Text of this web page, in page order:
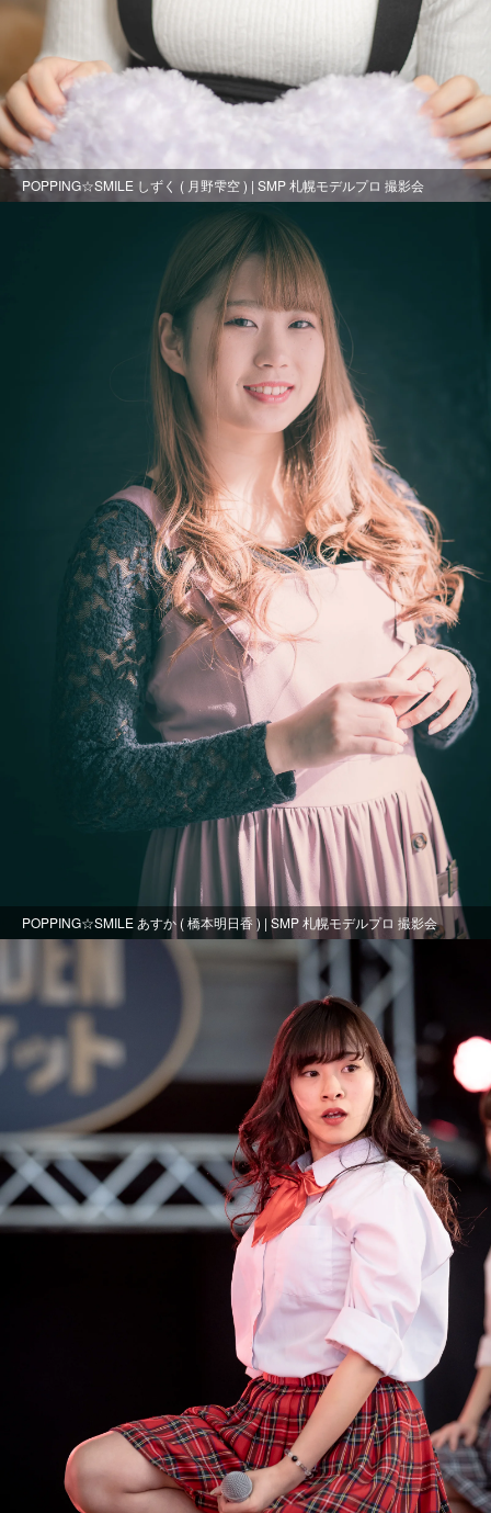
POPPING☆SMILE しずく ( 月野雫空 ) | SMP 札幌モデルプロ 撮影会
POPPING☆SMILE あすか ( 橋本明日香 ) | SMP 札幌モデルプロ 撮影会